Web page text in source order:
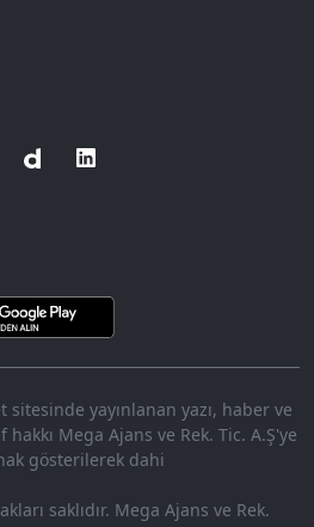
yayınlanan yazı, haber ve
Mega Ajans ve Rek. Tic. A.Ş'ye
gösterilerek dahi
saklıdır. Mega Ajans ve Rek.